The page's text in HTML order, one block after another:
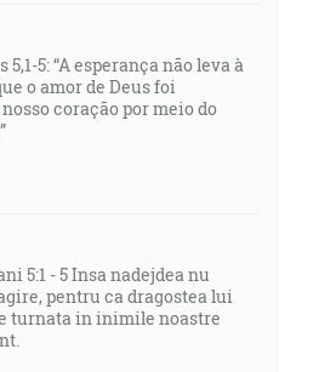
5,1-5: “A esperança não leva à
o amor de Deus foi
coração por meio do
5:1 - 5 Insa nadejdea nu
pentru ca dragostea lui
turnata in inimile noastre